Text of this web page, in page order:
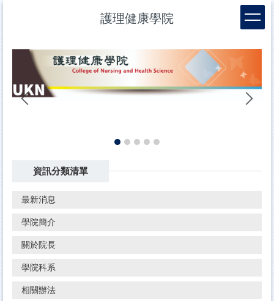
要
區
護理健康學院
資訊分類清單
最新消息
學院簡介
關於院長
學院科系
相關辦法